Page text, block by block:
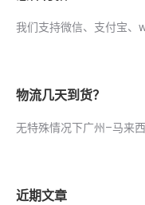
我们支持微信、支付宝、
物流几天到货？
无特殊情况下广州–马来
近期文章